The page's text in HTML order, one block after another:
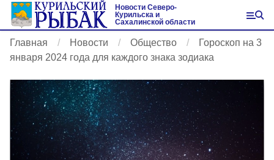
Новости Северо-
Курильска и
Сахалинской области
Главная Новости Общество
Гороскоп на 3
января 2024 года для каждого знака зодиака